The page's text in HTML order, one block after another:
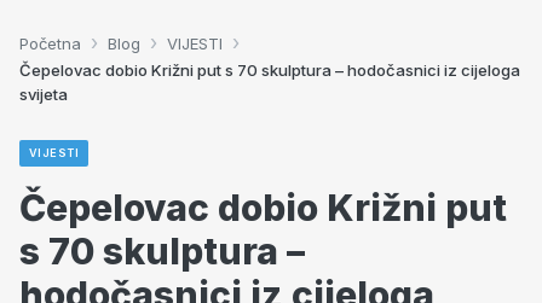
Početna › Blog › VIJESTI ›
Čepelovac dobio Križni put s 70 skulptura – hodočasnici iz cijeloga
svijeta
VIJESTI
Čepelovac dobio Križni put
s 70 skulptura –